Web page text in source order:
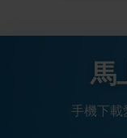
馬
手機下載